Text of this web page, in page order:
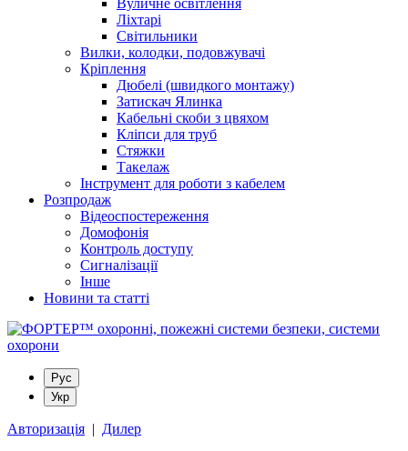
Вуличне освітлення
Ліхтарі
Світильники
Вилки, колодки, подовжувачі
Кріплення
Дюбелі (швидкого монтажу)
Затискач Ялинка
Кабельні скоби з цвяхом
Кліпси для труб
Стяжки
Такелаж
Інструмент для роботи з кабелем
Розпродаж
Відеоспостереження
Домофонія
Контроль доступу
Сигналізації
Інше
Новини та статті
Рус
Укр
Авторизація | Дилер